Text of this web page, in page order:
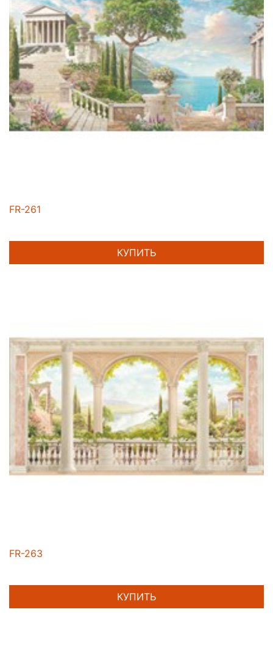
FR-261
КУПИТЬ
FR-263
КУПИТЬ